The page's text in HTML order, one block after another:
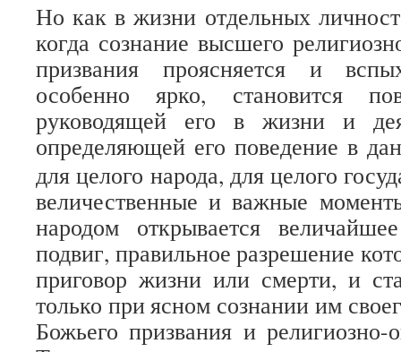
Но как в жизни отдельных
когда сознание высшего
призвания проясняется и
особенно ярко, становится
руководящей его в жизни и
определяющей его поведение в
для целого народа, для целого
величественные и важные
народом открывается
подвиг, правильное разрешение
приговор жизни или смерти, и
только при ясном сознании им
Божьего призвания и религиозно-